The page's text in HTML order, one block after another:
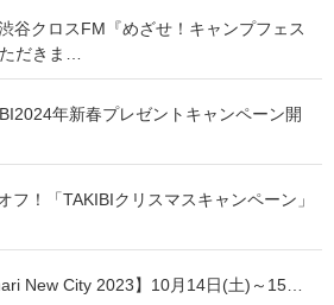
谷クロスFM『めざせ！キャンプフェス
だきま…
年新春プレゼントキャンペーン開
フ！「TAKIBIクリスマスキャンペーン」
New City 2023】10月14日(土)～15…